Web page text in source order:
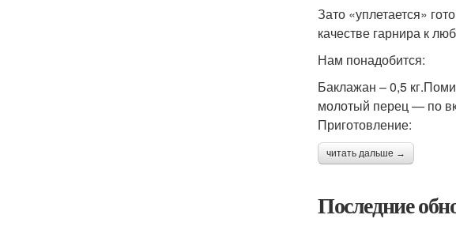
Зато «уплетается»
качестве гарнира к
Нам понадобится:
Баклажан – 0,5
молотый перец — по
Приготовление:
читать дальше →
Последние